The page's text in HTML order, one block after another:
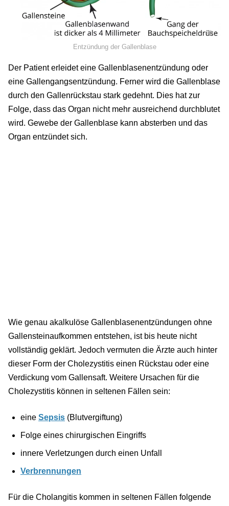
©
Entzündung der Gallenblase
Der Patient erleidet eine Gallenblasenentzündung oder
eine Gallengangsentzündung. Ferner wird die Gallenblase
durch den Gallenrückstau stark gedehnt. Dies hat zur
Folge, dass das Organ nicht mehr ausreichend durchblutet
wird. Gewebe der Gallenblase kann absterben und das
Organ entzündet sich.
Wie genau akalkulöse Gallenblasenentzündungen ohne
Gallensteinaufkommen entstehen, ist bis heute nicht
vollständig geklärt. Jedoch vermuten die Ärzte auch hinter
dieser Form der Cholezystitis einen Rückstau oder eine
Verdickung vom Gallensaft. Weitere Ursachen für die
Cholezystitis können in seltenen Fällen sein:
eine Sepsis (Blutvergiftung)
Folge eines chirurgischen Eingriffs
innere Verletzungen durch einen Unfall
Verbrennungen
Für die Cholangitis kommen in seltenen Fällen folgende